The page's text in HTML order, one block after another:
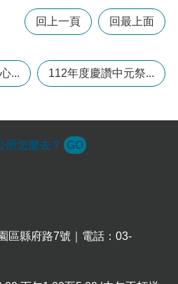
回上一頁 回最上面
... 112年度慶讚中元祭...
所怎麼去？ GO
區縣府路7號｜電話：03-